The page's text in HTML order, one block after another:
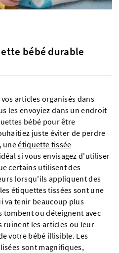
bébé durable
articles organisés dans
les envoyiez dans un endroit
bébé pour être
juste éviter de perdre
uneétiquette tissée
si vous envisagez d'utiliser
certains utilisent des
lorsqu'ils appliquent des
étiquettes tissées sont une
va tenir beaucoup plus
tombent ou déteignent avec
ruinent les articles ou leur
votre bébé illisible. Les
sont magnifiques,